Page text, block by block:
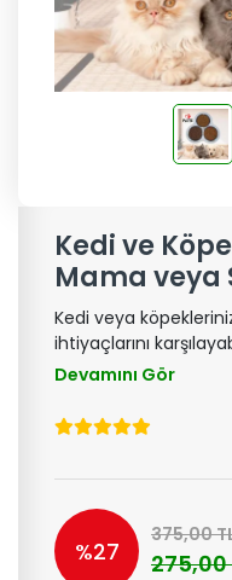
Kedi ve
Mama veya
Kedi veya
ihtiyaçlarını
üç mama kabı
Devamını Gör
%27
375,00
275,00